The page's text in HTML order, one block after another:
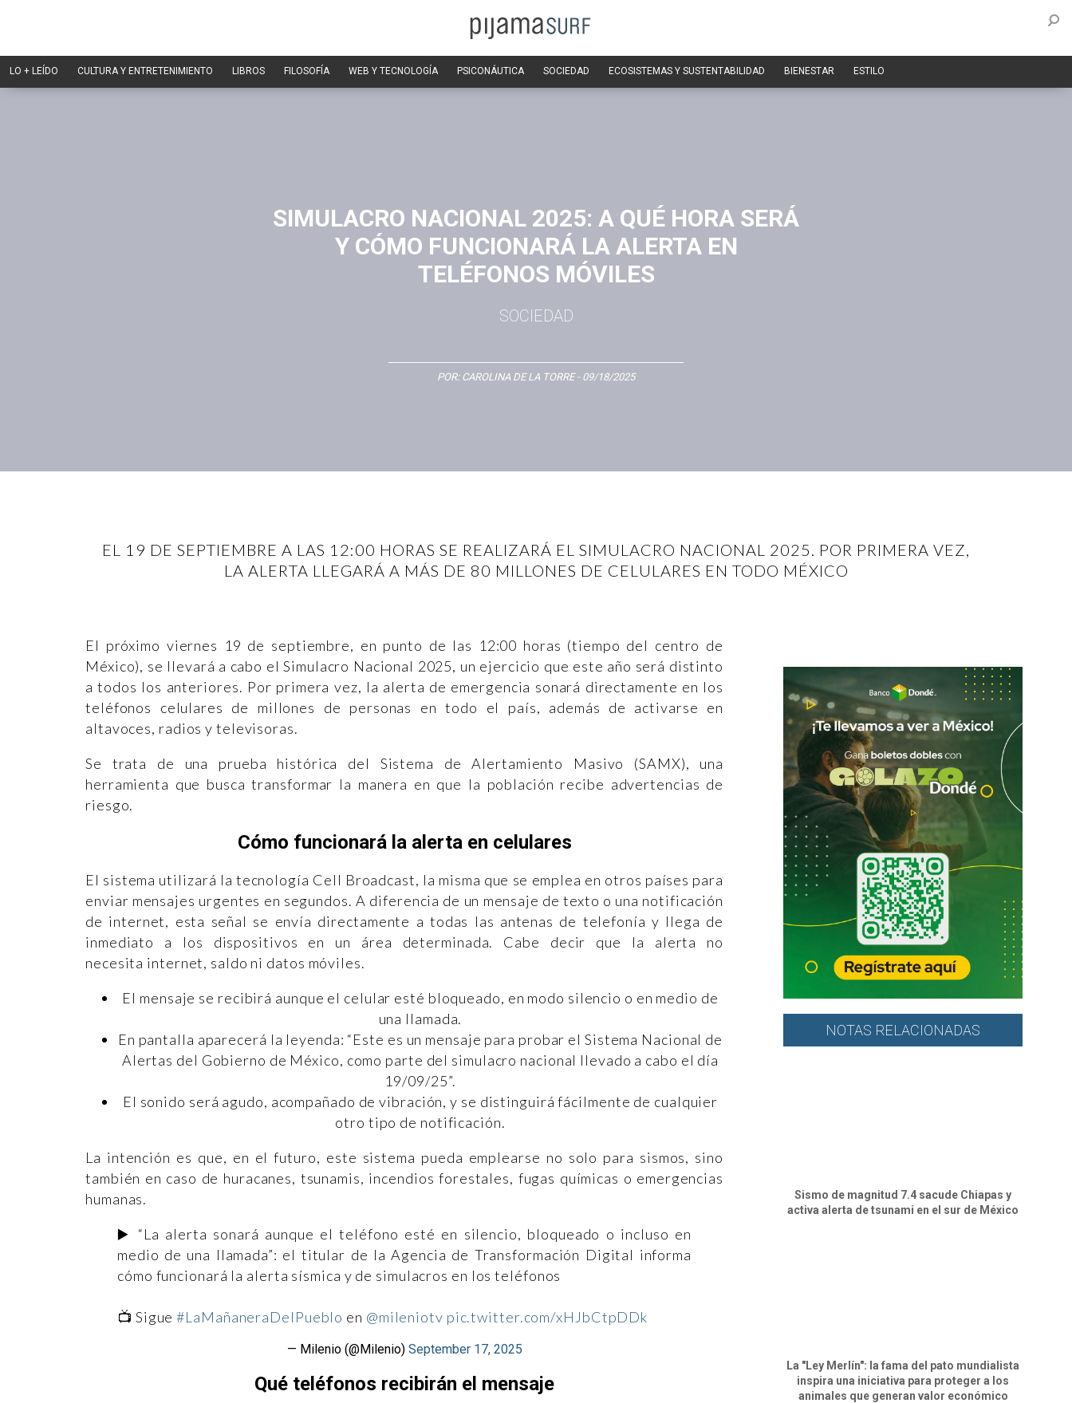
LO + LEÍDO CULTURA Y ENTRETENIMIENTO LIBROS FILOSOFÍA WEB Y TECNOLOGÍA PSICONÁUTICA SOCIEDAD ECOSISTEMAS Y SUSTENTABILIDAD BIENESTAR ESTILO
SIMULACRO NACIONAL 2025: A QUÉ HORA SERÁ
Y CÓMO FUNCIONARÁ LA ALERTA EN
TELÉFONOS MÓVILES
SOCIEDAD
POR: CAROLINA DE LA TORRE- 09/18/2025
EL 19 DE SEPTIEMBRE A LAS 12:00 HORAS SE REALIZARÁ EL SIMULACRO NACIONAL 2025. POR PRIMERA VEZ,
LA ALERTA LLEGARÁ A MÁS DE 80 MILLONES DE CELULARES EN TODO MÉXICO
El próximo viernes 19 de septiembre, en punto de las 12:00 horas (tiempo del centro de
México), se llevará a cabo el Simulacro Nacional 2025, un ejercicio que este año será distinto
a todos los anteriores. Por primera vez, la alerta de emergencia sonará directamente en los
teléfonos celulares de millones de personas en todo el país, además de activarse en
altavoces, radios y televisoras.
Se trata de una prueba histórica del Sistema de Alertamiento Masivo (SAMX), una
herramienta que busca transformar la manera en que la población recibe advertencias de
riesgo.
Cómo funcionará la alerta en celulares
El sistema utilizará la tecnología Cell Broadcast, la misma que se emplea en otros países para
enviar mensajes urgentes en segundos. A diferencia de un mensaje de texto o una notificación
de internet, esta señal se envía directamente a todas las antenas de telefonía y llega de
inmediato a los dispositivos en un área determinada. Cabe decir que la alerta no
necesita internet, saldo ni datos móviles.
El mensaje se recibirá aunque el celular esté bloqueado, en modo silencio o en medio de
una llamada.
En pantalla aparecerá la leyenda: “Este es un mensaje para probar el Sistema Nacional de
Alertas del Gobierno de México, como parte del simulacro nacional llevado a cabo el día
19/09/25”.
El sonido será agudo, acompañado de vibración, y se distinguirá fácilmente de cualquier
otro tipo de notificación.
La intención es que, en el futuro, este sistema pueda emplearse no solo para sismos, sino
también en caso de huracanes, tsunamis, incendios forestales, fugas químicas o emergencias
humanas.
▶️ “La alerta sonará aunque el teléfono esté en silencio, bloqueado o incluso en
medio de una llamada”: el titular de la Agencia de Transformación Digital informa
cómo funcionará la alerta sísmica y de simulacros en los teléfonos
📺 Sigue#LaMañaneraDelPueblo en @mileniotv pic.twitter.com/xHJbCtpDDk
— Milenio (@Milenio) September 17, 2025
Qué teléfonos recibirán el mensaje
NOTAS RELACIONADAS
Sismo de magnitud 7.4 sacude Chiapas y
activa alerta de tsunami en el sur de México
La "Ley Merlín": la fama del pato mundialista
inspira una iniciativa para proteger a los
animales que generan valor económico